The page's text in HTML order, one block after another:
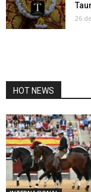
26
HOT NEWS